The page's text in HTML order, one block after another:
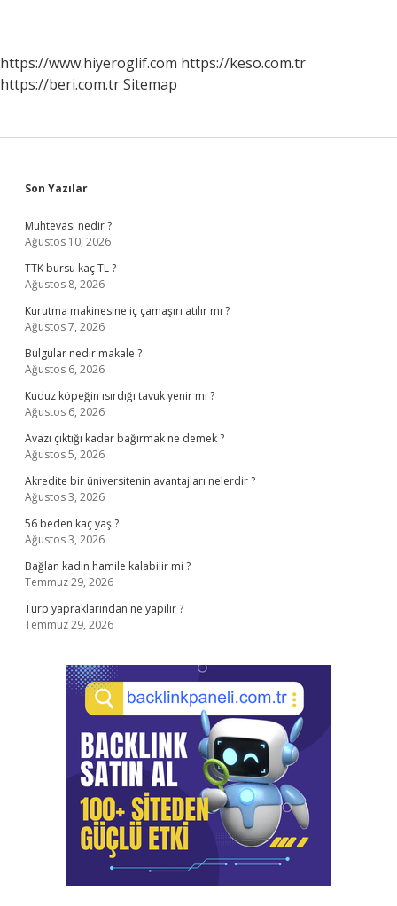
https://www.hiyeroglif.com https://keso.com.tr
https://beri.com.trSitemap
Sidebar
Son Yazılar
Muhtevası nedir ?
Ağustos 10, 2026
TTK bursu kaç TL ?
Ağustos 8, 2026
Kurutma makinesine iç çamaşırı atılır mı ?
Ağustos 7, 2026
Bulgular nedir makale ?
Ağustos 6, 2026
Kuduz köpeğin ısırdığı tavuk yenir mi ?
Ağustos 6, 2026
Avazı çıktığı kadar bağırmak ne demek ?
Ağustos 5, 2026
Akredite bir üniversitenin avantajları nelerdir ?
Ağustos 3, 2026
56 beden kaç yaş ?
Ağustos 3, 2026
Bağlan kadın hamile kalabilir mi ?
Temmuz 29, 2026
Turp yapraklarından ne yapılır ?
Temmuz 29, 2026